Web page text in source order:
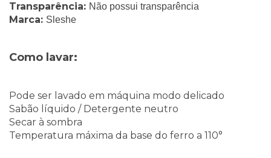
Transparência: Não possui transparência
Marca: Sleshe
Como lavar:
Pode ser lavado em máquina modo delicado
Sabão líquido / Detergente neutro
Secar à sombra
Temperatura máxima da base do ferro a 110°